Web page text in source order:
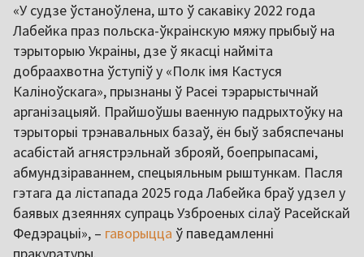
«У судзе ўстаноўлена, што ў сакавіку 2022 года
Лабейка праз польска-ўкраінскую мяжу прыбыў на
тэрыторыю Украіны, дзе ў якасці найміта
добраахвотна ўступіў у «Полк імя Кастуся
Каліноўскага», прызнаны ў Расеі тэрарыстычнай
арганізацыяй. Прайшоўшы ваенную падрыхтоўку на
тэрыторыі трэнавальных базаў, ён быў забяспечаны
асабістай агнястрэльнай зброяй, боепрыпасамі,
абмундзіраваннем, спецыяльным рыштункам. Пасля
гэтага да лістапада 2025 года Лабейка браў удзел у
баявых дзеяннях супраць Узброеных сілаў Расейскай
Федэрацыі», – гаворыцца ў паведамленні